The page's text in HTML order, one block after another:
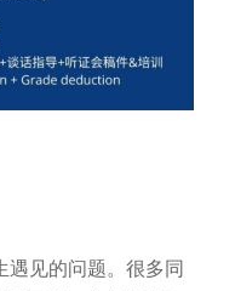
遇见的问题。很多同